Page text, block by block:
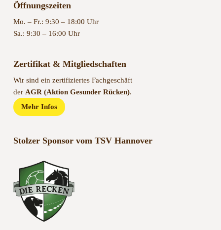
Öffnungszeiten
Mo. – Fr.: 9:30 – 18:00 Uhr
Sa.: 9:30 – 16:00 Uhr
Zertifikat & Mitgliedschaften
Wir sind ein zertifiziertes Fachgeschäft
der AGR (Aktion Gesunder Rücken).
Mehr Infos
Stolzer Sponsor vom TSV Hannover